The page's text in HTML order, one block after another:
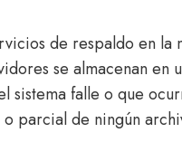
de respaldo en la
se almacenan
sistema falle o que
parcial de ningún